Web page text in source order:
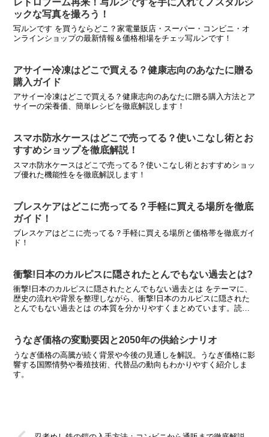
ックな写真を撮ろう！
写ルンです を買うならどこ？家電量販店・スーパー・コンビニ・オ
ンラインショップの最新情報＆価格相場をチェッ写ルンです！
アサイー冷凍はどこで買える？健康志向のあなたに贈る
購入ガイド
アサイー冷凍はどこで買える？健康志向のあなたに贈る購入方法とア
サイーの栄養価、簡単レシピを徹底解説します！
スマホ防水ケースはどこで売ってる？使いこなし術とお
すすめショップを徹底解説！
スマホ防水ケースはどこで売ってる？使いこなし術とおすすめショッ
プ優れた機能性をを徹底解説します！
ブレスケアはどこに売ってる？手軽に買える場所を徹底
ガイド！
ブレスケアはどこに売ってる？手軽に買える場所と価格帯を徹底ガイ
ド！
衝撃!日本のカルピスに隠されたとんでもない過去とは?
衝撃!日本のカルピスに隠されたとんでもない過去とは をテーマに、
歴史の流れや背景を整理しながら、衝撃!日本のカルピスに隠された
とんでもない過去とは の本質を分かりやすくまとめています。読み
うなぎ価格の変動要因と2050年の供給シナリオ
うなぎ価格の高騰が続く背景や今後の見通しを解説。うなぎ価格に影
響する国際情勢や養殖技術、代替品の動向もわかりやすく紹介しま
す。